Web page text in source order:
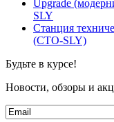
Upgrade
SLY
Станция
(СТО-SLY)
Будьте в курсе!
Новости, обзоры и